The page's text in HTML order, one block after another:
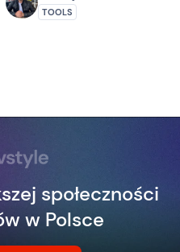
TOOLS
społeczności
w Polsce